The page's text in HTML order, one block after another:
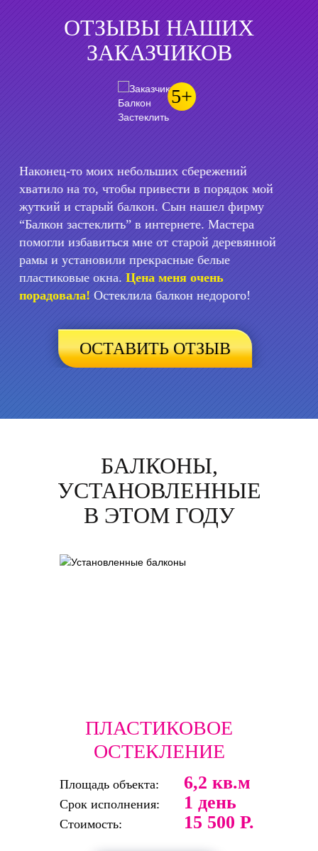
ОТЗЫВЫ НАШИХ
ЗАКАЗЧИКОВ
5+
Отправил жену в отпуск и решил ей сделать
сюрприз-остеклить лоджию. Главными
критериями были недорого, быстро и красиво! С
этой задачей справилась фирма -Балкон
застеклить.Благодарен им за проделанную
работу.Жена была в шоке и в восторге)
Спасибо!
ОСТАВИТЬ ОТЗЫВ
БАЛКОНЫ,
УСТАНОВЛЕННЫЕ
В ЭТОМ ГОДУ
ПЛАСТИКОВОЕ
ОСТЕКЛЕНИЕ
Площадь объекта: 6,2 кв.м
Срок исполнения: 1 день
Стоимость: 15 500 Р.